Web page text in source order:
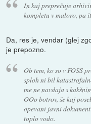
In kaj preprečuje
kompletu v maloro, pa
Da, res je, vendar (glej
je prepozno.
Ob tem, ko so v FOSS
sploh ni bil
me ne navdaja s
OOo botrov, še kaj
opevani javni
toplo vodo.